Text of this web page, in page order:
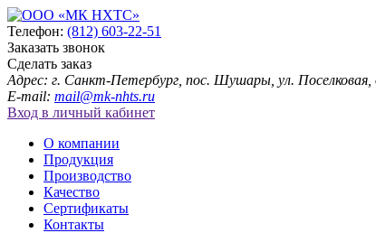
Телефон: (812) 603-22-51
Заказать звонок
Сделать заказ
Адрес: г. Санкт-Петербург, пос. Шушары, ул. Поселковая,
E-mail: mail@mk-nhts.ru
Вход в личный кабинет
О компании
Продукция
Производство
Качество
Сертификаты
Контакты